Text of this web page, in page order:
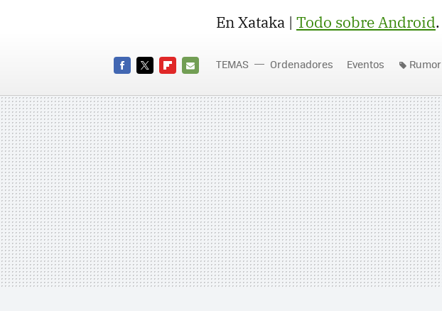
En Xataka | Todo sobre Android.
MAIL
TEMAS Ordenadores Eventos Rumor